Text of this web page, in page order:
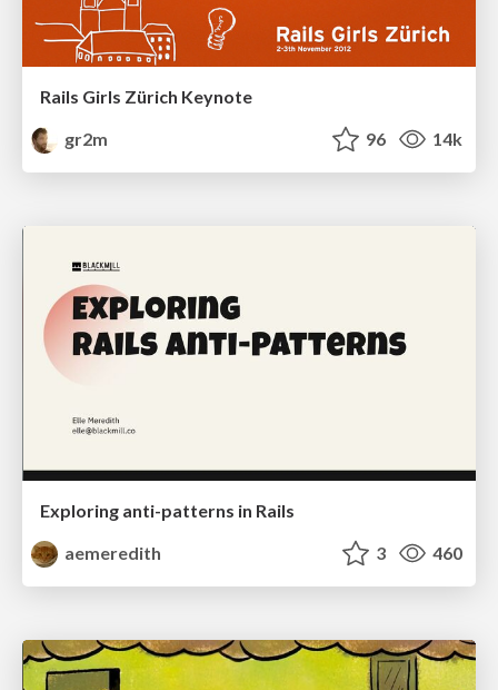
Rails Girls Zürich Keynote
gr2m
96 14k
Exploring anti-patterns in Rails
aemeredith
3 460